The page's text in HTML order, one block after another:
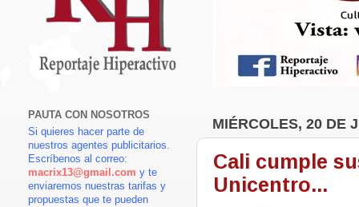
MIÉRCOLES, 20 DE
Cali cumple
Unicentro...
PAUTA CON NOSOTROS
Si quieres hacer parte de
nuestros agentes publicitarios.
Escríbenos al correo:
macrix13@gmail.com y te
enviaremos nuestras tarifas y
propuestas que te pueden